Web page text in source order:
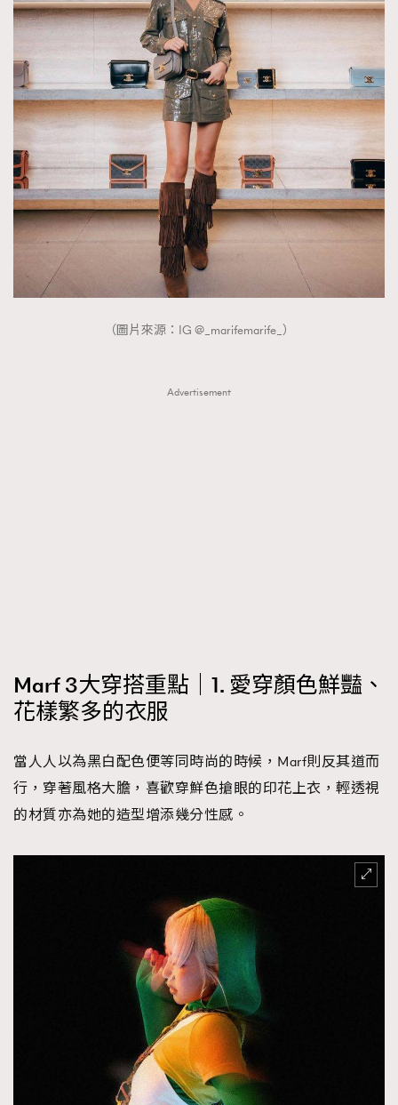
（圖片來源：IG @_marifemarife_）
Advertisement
Marf 3大穿搭重點｜1. 愛穿顏色鮮豔、
花樣繁多的衣服
當人人以為黑白配色便等同時尚的時候，Marf則反其道而
行，穿著風格大膽，喜歡穿鮮色搶眼的印花上衣，輕透視
的材質亦為她的造型增添幾分性感。